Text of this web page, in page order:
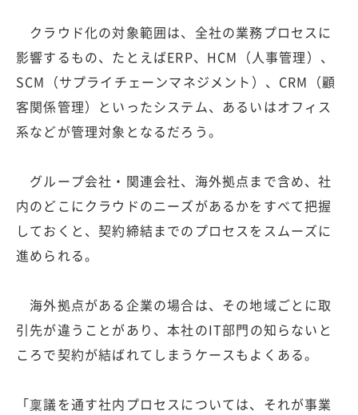
クラウド化の対象範囲は、全社の業務プロセスに
影響するもの、たとえばERP、HCM（人事管理）、
SCM（サプライチェーンマネジメント）、CRM（顧
客関係管理）といったシステム、あるいはオフィス
系などが管理対象となるだろう。
グループ会社・関連会社、海外拠点まで含め、社
内のどこにクラウドのニーズがあるかをすべて把握
しておくと、契約締結までのプロセスをスムーズに
進められる。
海外拠点がある企業の場合は、その地域ごとに取
引先が違うことがあり、本社のIT部門の知らないと
ころで契約が結ばれてしまうケースもよくある。
「稟議を通す社内プロセスについては、それが事業